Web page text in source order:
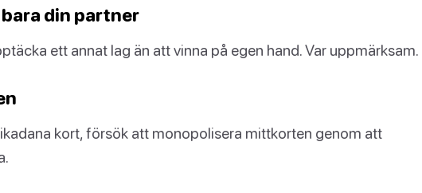
din partner
ett annat lag än att vinna på egen hand. Var uppmärksam.
kort, försök att monopolisera mittkorten genom att